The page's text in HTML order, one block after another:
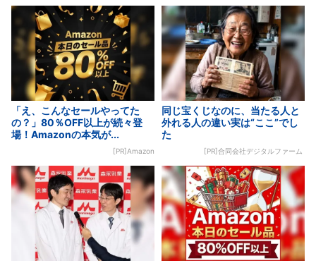
「え、こんなセールやってた
の？」80％OFF以上が続々登
場！Amazonの本気が...
[PR]Amazon
同じ宝くじなのに、当たる人と
外れる人の違い実は“ここ”でし
た
[PR]合同会社デジタルファーム